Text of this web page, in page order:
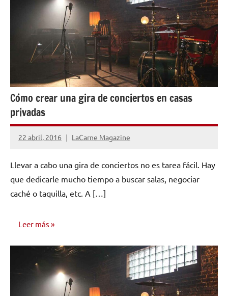
PROMOCIÓN
Cómo crear una gira de conciertos en casas
privadas
22 abril, 2016 LaCarne Magazine
No
comentarios
Llevar a cabo una gira de conciertos no es tarea fácil. Hay
que dedicarle mucho tiempo a buscar salas, negociar
caché o taquilla, etc. A […]
Leer más
MARKETING
PROMOCIÓN